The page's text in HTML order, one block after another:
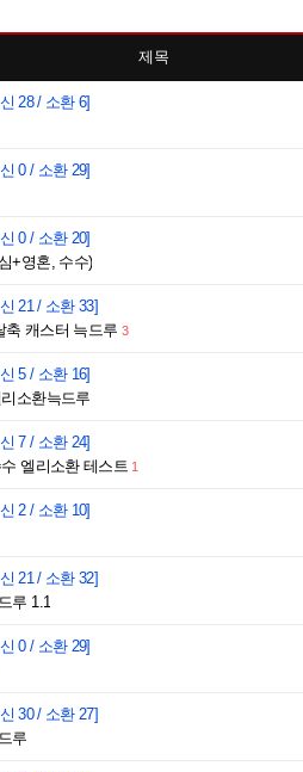
제목
28 / 소환 6]
0 / 소환 29]
0 / 소환 20]
+영혼, 수수)
21 / 소환 33]
축 캐스터 늑드루 3
5 / 소환 16]
소환늑드루
7 / 소환 24]
엘리소환 테스트 1
2 / 소환 10]
21 / 소환 32]
루 1.1
0 / 소환 29]
30 / 소환 27]
루